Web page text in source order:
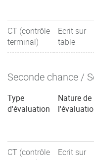
CT (contrôle
terminal)
Ecrit sur
table
Seconde chance /
Type
d'évaluation
Nature de
CT (contrôle
Ecrit sur